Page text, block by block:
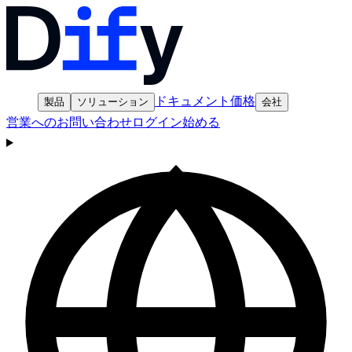
製品 ソリューション ドキュメント価格 会社
営業へのお問い合わせログイン始める